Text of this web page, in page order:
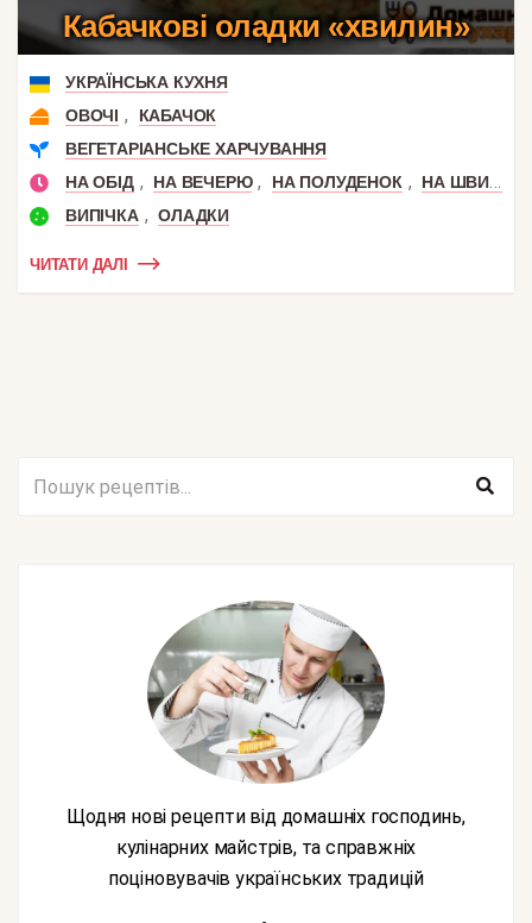
Кабачкові оладки «хвилин»
УКРАЇНСЬКА КУХНЯ
ОВОЧІ ,
КАБАЧОК
ВЕГЕТАРІАНСЬКЕ ХАРЧУВАННЯ
НА ОБІД , НА ВЕЧЕРЮ , НА ПОЛУДЕНОК ,
НА ШВИДКУ РУКУ
ВИПІЧКА , ОЛАДКИ
ЧИТАТИ ДАЛІ
Щодня нові рецепти від домашніх господинь,
кулінарних майстрів, та справжніх
поціновувачів українських традицій